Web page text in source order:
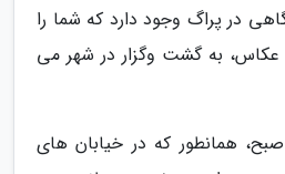
در پراگ وجود دارد که شما را
عکاس، به گشت وگزار در شهر می
همانطور که در خیابان های